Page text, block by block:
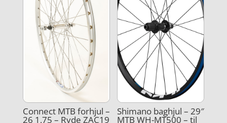
Connect MTB forhjul –
26 1,75 – Ryde ZAC19
Shimano baghjul – 29″
MTB WH-MT500 – til